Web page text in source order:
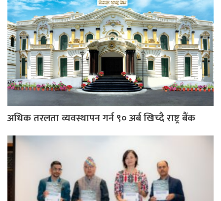
अधिक तरलता व्यवस्थापन गर्न ९० अर्ब खिच्दै राष्ट्र बैंक